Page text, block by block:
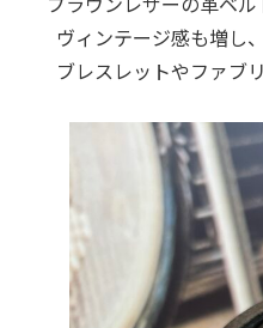
ヴィンテージ感も増し
ブレスレットやファブ